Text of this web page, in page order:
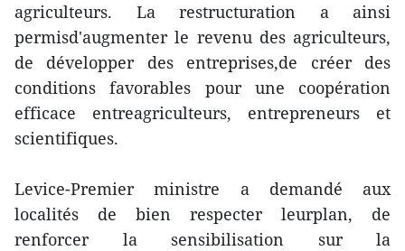
agriculteurs. La restructuration a ainsi
permisd'augmenter le revenu des agriculteurs,
de développer des entreprises,de créer des
conditions favorables pour une coopération
efficace entreagriculteurs, entrepreneurs et
scientifiques.
Levice-Premier ministre a demandé aux
localités de bien respecter leurplan, de
renforcer la sensibilisation sur la